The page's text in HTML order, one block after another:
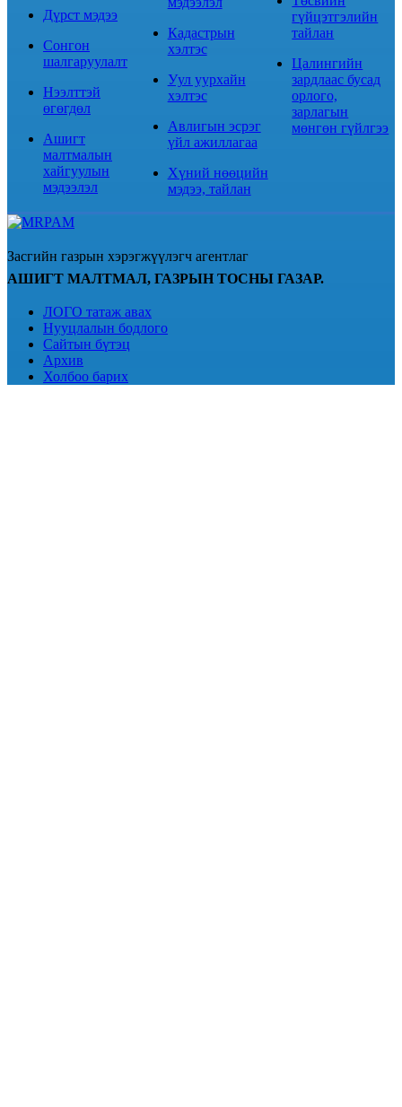
Дүрст мэдээ
Сонгон
шалгаруулалт
Нээлттэй
өгөгдөл
Ашигт
малтмалын
хайгуулын
мэдээлэл
Кадастрын
хэлтэс
Уул уурхайн
хэлтэс
Авлигын эсрэг
үйл ажиллагаа
Хүний нөөцийн
мэдээ, тайлан
гүйцэтгэлийн
тайлан
Цалингийн
зардлаас бусад
орлого,
зарлагын
мөнгөн гүйлгээ
Засгийн газрын хэрэгжүүлэгч агентлаг
АШИГТ МАЛТМАЛ, ГАЗРЫН ТОСНЫ ГАЗАР.
ЛОГО татаж авах
Нууцлалын бодлого
Сайтын бүтэц
Архив
Холбоо барих